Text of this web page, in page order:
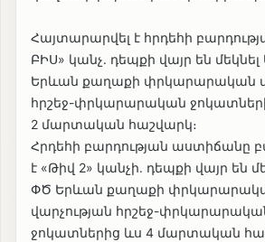
Հայտարարվել է հրդեհի
ԲԻՍ» կանչ․ դեպքի վայր են
Երևան քաղաքի փրկարարական
հրշեջ-փրկարարական
2 մարտական հաշվարկ։
Հրդեհի բարդության աստիճանը
է «Թիվ 2» կանչի․ դեպքի վայր են
ՓԾ Երևան քաղաքի
վարչության հրշեջ-
ջոկատներից ևս 4 մարտական